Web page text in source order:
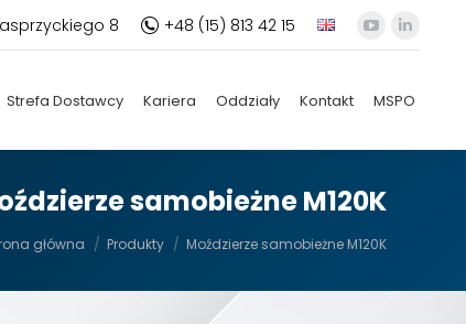
8 +48 (15) 813 42 15
YouTube
się
nowym
się
nowym
Strefa Dostawcy Kariera Oddziały Kontakt MSPO
samobieżne M120K
główna Produkty Moździerze samobieżne M120K